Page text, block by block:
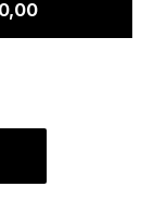
0,00